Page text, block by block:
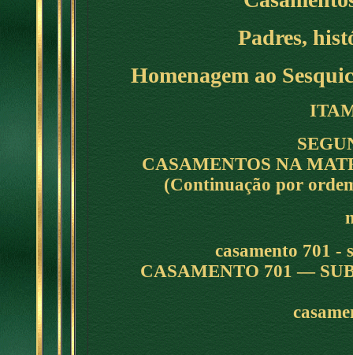
Padres,
Homenagem ao
CASAMENTOS NA
(Continuação por
casamento 701 -
CASAMENTO 701 —